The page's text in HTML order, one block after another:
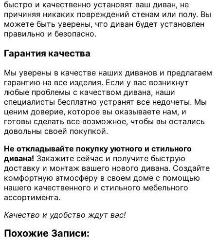
быстро и качественно установят ваш диван, не
причиняя никаких повреждений стенам или полу. Вы
можете быть уверены, что диван будет установлен
правильно и безопасно.
Гарантия качества
Мы уверены в качестве наших диванов и предлагаем
гарантию на все изделия. Если у вас возникнут
любые проблемы с качеством дивана, наши
специалисты бесплатно устранят все недочеты. Мы
ценим доверие, которое вы оказываете нам, и
готовы сделать все возможное, чтобы вы остались
довольны своей покупкой.
Не откладывайте покупку уютного и стильного
дивана! Закажите сейчас и получите быструю
доставку и монтаж вашего нового дивана. Создайте
комфортную атмосферу в своем доме с помощью
нашего качественного и стильного мебельного
ассортимента.
Качество и удобство ждут вас!
Похожие Записи: